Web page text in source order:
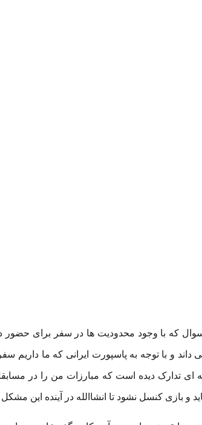
سوال که با وجود محدودیت ها در سفر برای
و با توجه به پاسپورت ایرانی که ما داریم
تدارک دیده است که مبارزات من را در
و بازی کنسل نشود تا انشاالله در آینده این